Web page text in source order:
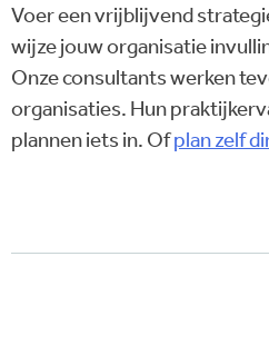
Voer een vrijblijvend
wijze jouw organisatie
Onze consultants werken
organisaties. Hun
plannen iets in. Ofplan zelf